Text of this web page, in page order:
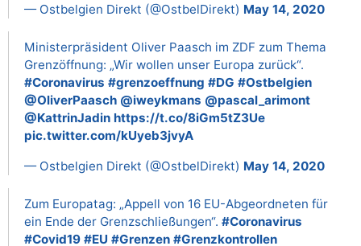
— Ostbelgien Direkt (@OstbelDirekt) May 14, 2020
Ministerpräsident Oliver Paasch im ZDF zum Thema
Grenzöffnung: „Wir wollen unser Europa zurück“.
#Coronavirus #grenzoeffnung #DG #Ostbelgien
@OliverPaasch @iweykmans @pascal_arimont
@KattrinJadin https://t.co/8iGm5tZ3Ue
pic.twitter.com/kUyeb3jvyA
— Ostbelgien Direkt (@OstbelDirekt) May 14, 2020
Zum Europatag: „Appell von 16 EU-Abgeordneten für
ein Ende der Grenzschließungen“. #Coronavirus
#Covid19 #EU #Grenzen #Grenzkontrollen